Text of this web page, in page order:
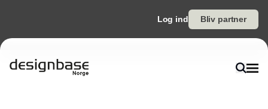
Log ind Bliv partner